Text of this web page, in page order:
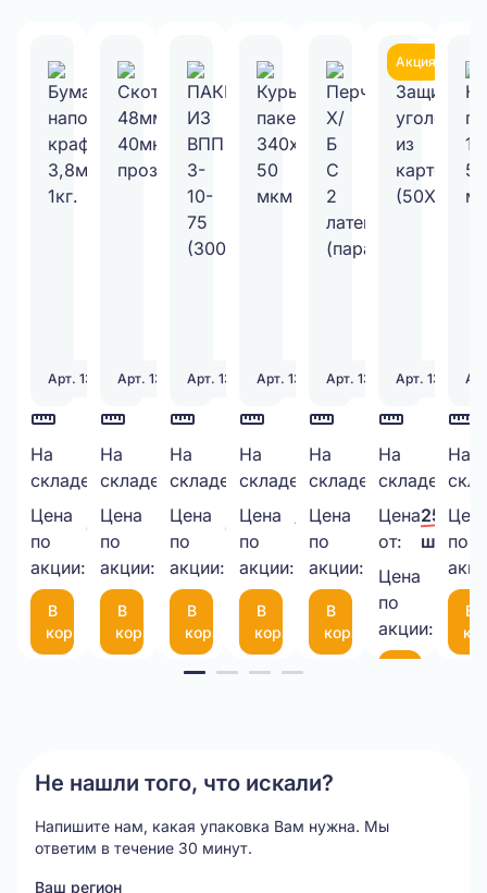
Арт. 130333
Бумажный
наполнитель
крафт
3,8мм,
1кг.
На
складе:
30
шт.
Цена
по
акции:
650,00 ₽/
шт.
В
корзину
Арт. 130328
Скотч
48мм*50М,
40мкм
прозрачный
На
складе:
199
шт.
Цена
по
акции:
38,00 ₽/
шт.
В
корзину
Арт. 131251
ПАКЕТ
ИЗ
ВПП
3-
10-
75
(300*200мм)
На
складе:
260
шт.
Цена
по
акции:
6,00 ₽/
шт.
В
корзину
Арт. 131398
Курьерский
пакет
340х460
50
мкм
На
складе:
2200
шт.
Цена
по
акции:
7,50 ₽/
шт.
В
корзину
Арт. 130339
Перчатки
Х/Б
С 2
латексами
(пара)
На
складе:
100
шт.
Цена
по
акции:
30,00 ₽/
шт.
В
корзину
Акция
Арт. 130338
Защитный
уголок
из
картона
На
складе:
974
шт.
Цена
от:
25,00
шт.
Цена
по
акции:
50
На
по
В
Не нашли того, что искали?
Напишите нам, какая упаковка Вам нужна. Мы
ответим в течение 30 минут.
Ваш регион